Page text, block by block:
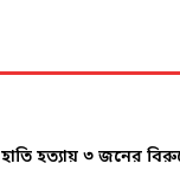
হাতি হত্যায় ৩ জনের